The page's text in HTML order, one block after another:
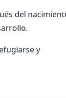
del
y